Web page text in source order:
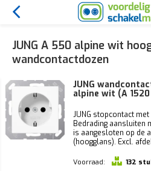
JUNG A 550 alpine wit
wandcontactdozen
JUNG
alpine wit (A 1520
JUNG stopcontact
Bedrading aansluiten
is aangesloten op de
(hoogglans). Excl.
Voorraad:
132